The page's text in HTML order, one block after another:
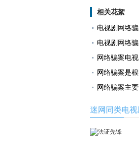
相关花絮
电视剧网络
电视剧网络
网络骗案电
网络骗案是
网络骗案主
迷网同类电视